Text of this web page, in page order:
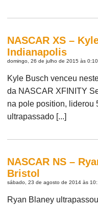
NASCAR XS –
Indianapolis
domingo, 26 de julho de 2015 às 0:10
Kyle Busch venceu
da NASCAR XFINITY
na pole position, liderou
ultrapassado [...]
NASCAR NS –
Bristol
sábado, 23 de agosto de 2014 às
Ryan Blaney